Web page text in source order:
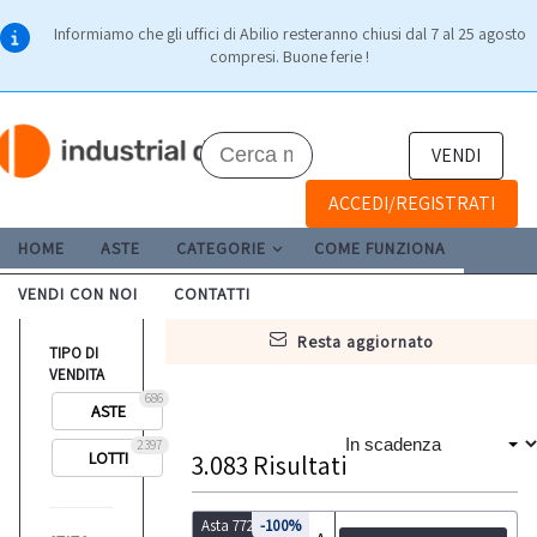
Informiamo che gli uffici di Abilio resteranno chiusi dal 7 al 25 agosto
compresi. Buone ferie !
VENDI
ACCEDI/REGISTRATI
HOME ASTE CATEGORIE COME FUNZIONA
VENDI CON NOI CONTATTI
resta aggiornato
TIPO DI
VENDITA
686
ASTE
2397
LOTTI 3.083 Risultati
Asta 7722-100%